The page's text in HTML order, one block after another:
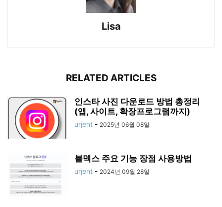
Lisa
RELATED ARTICLES
인스타 사진 다운로드 방법 총정리
(앱, 사이트, 확장프로그램까지)
urjent - 2025년 06월 08일
블덱스 주요 기능 장점 사용방법
urjent - 2024년 09월 28일